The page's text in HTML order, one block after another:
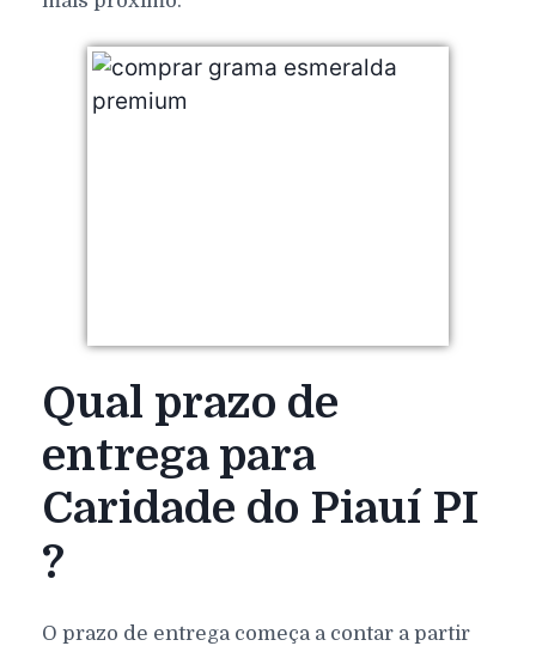
Qual prazo de
entrega para
Caridade do Piauí PI
?
O prazo de entrega começa a contar a partir